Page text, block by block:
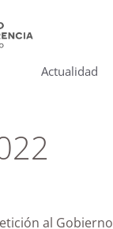
Actualidad
al